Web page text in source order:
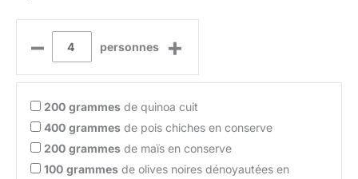
– personnes +
200 grammes de quinoa cuit
400 grammes de pois chiches en conserve
200 grammes de maïs en conserve
100 grammes de olives noires dénoyautées en